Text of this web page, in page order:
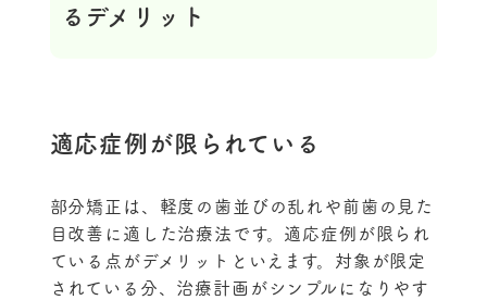
るデメリット
適応症例が限られている
部分矯正は、軽度の歯並びの乱れや前歯の見た
目改善に適した治療法です。適応症例が限られ
ている点がデメリットといえます。対象が限定
されている分、治療計画がシンプルになりやす